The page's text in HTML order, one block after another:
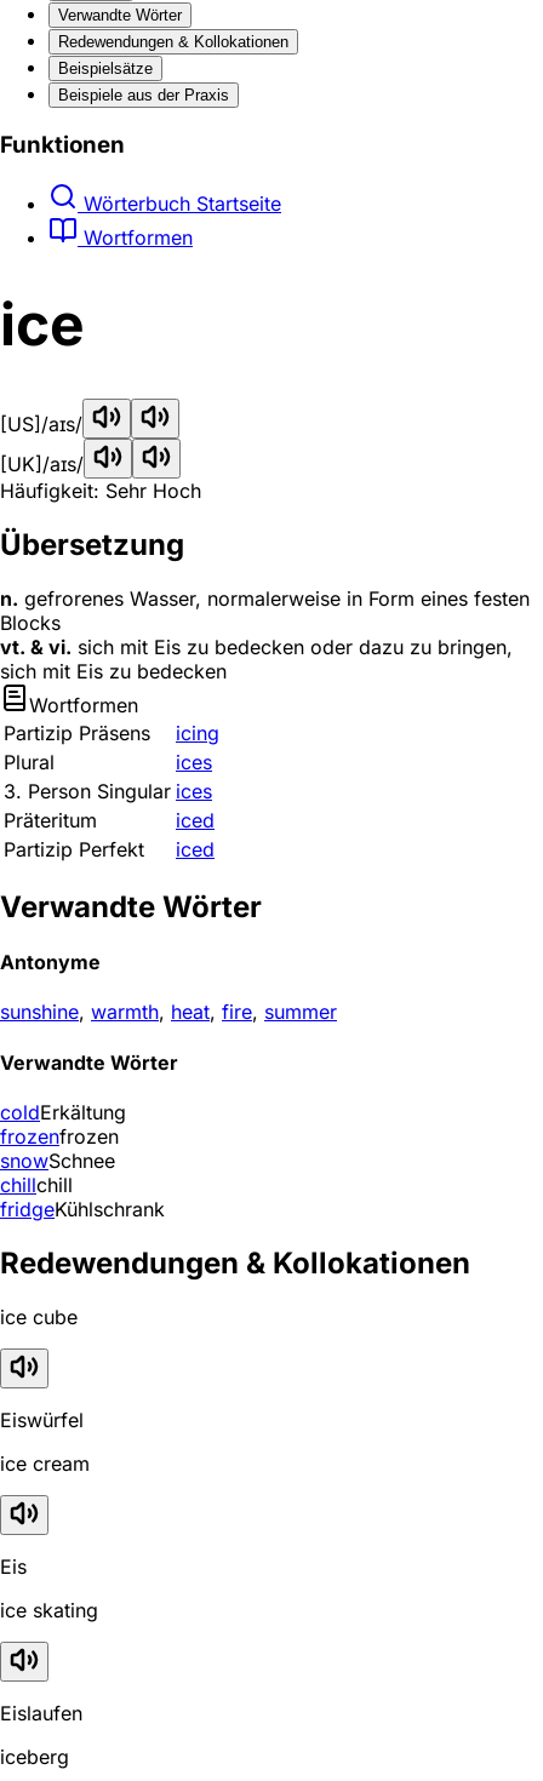
Verwandte Wörter
Redewendungen & Kollokationen
Beispielsätze
Beispiele aus der Praxis
Funktionen
Wörterbuch Startseite
Wortformen
ice
[US] /aɪs/
[UK] /aɪs/
Häufigkeit: Sehr Hoch
Übersetzung
n. gefrorenes Wasser, normalerweise in Form eines festen
Blocks
vt. & vi. sich mit Eis zu bedecken oder dazu zu bringen,
sich mit Eis zu bedecken
Wortformen
Partizip Präsens
icing
Plural
ices
3. Person Singular ices
Präteritum
iced
Partizip Perfekt
iced
Verwandte Wörter
Antonyme
sunshine, warmth, heat, fire, summer
Verwandte Wörter
coldErkältung
frozenfrozen
snowSchnee
chillchill
fridgeKühlschrank
Redewendungen & Kollokationen
ice cube
Eiswürfel
ice cream
Eis
ice skating
Eislaufen
iceberg